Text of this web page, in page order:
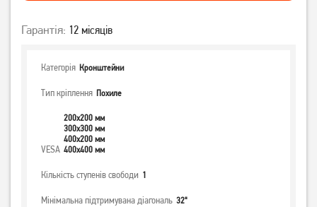
Гарантія: 12 місяців
Категорія Кронштейни
Тип кріплення Похиле
VESA
200x200 мм
300x300 мм
400x200 мм
400x400 мм
Кількість ступенів свободи 1
Мінімальна підтримувана діагональ 32"